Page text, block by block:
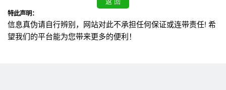
特此声明：
信息真伪请自行辨别，网站对此不承担任何保证或连带责任! 希
望我们的平台能为您带来更多的便利！